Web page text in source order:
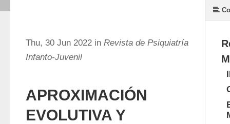
Thu, 30 Jun 2022 in Revista de Psiquiatría
Infanto-Juvenil
APROXIMACIÓN
EVOLUTIVA Y